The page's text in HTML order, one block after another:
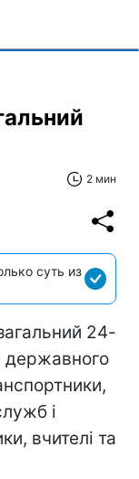
2 мин
суть из
24-
державного
і
вчителі та